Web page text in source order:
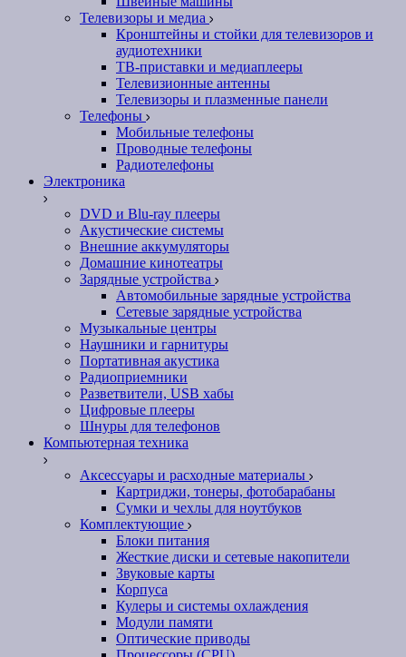
Телевизоры и медиа
Кронштейны и стойки для телевизоров и
аудиотехники
ТВ-приставки и медиаплееры
Телевизионные антенны
Телевизоры и плазменные панели
Телефоны
Мобильные телефоны
Проводные телефоны
Радиотелефоны
Электроника
DVD и Blu-ray плееры
Акустические системы
Внешние аккумуляторы
Домашние кинотеатры
Зарядные устройства
Автомобильные зарядные устройства
Сетевые зарядные устройства
Музыкальные центры
Наушники и гарнитуры
Портативная акустика
Радиоприемники
Разветвители, USB хабы
Цифровые плееры
Шнуры для телефонов
Компьютерная техника
Аксессуары и расходные материалы
Картриджи, тонеры, фотобарабаны
Сумки и чехлы для ноутбуков
Комплектующие
Блоки питания
Жесткие диски и сетевые накопители
Звуковые карты
Корпуса
Кулеры и системы охлаждения
Модули памяти
Оптические приводы